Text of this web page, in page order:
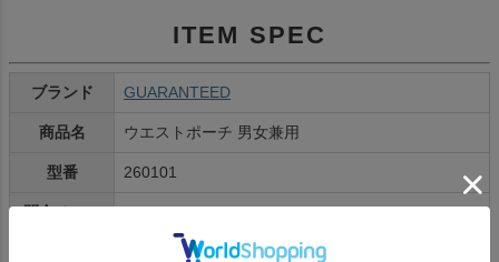
ITEM SPEC
ブランド GUARANTEED
商品名 ウエストポーチ 男女兼用
型番 260101
問合せコー